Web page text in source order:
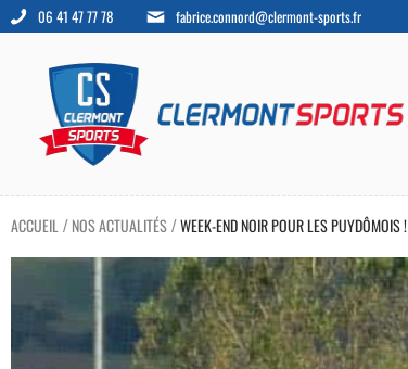
06 41 47 77 78 fabrice.connord@clermont-sports.fr
ACCUEIL / NOS ACTUALITÉS/WEEK-END NOIR POUR LES PUYDÔMOIS !